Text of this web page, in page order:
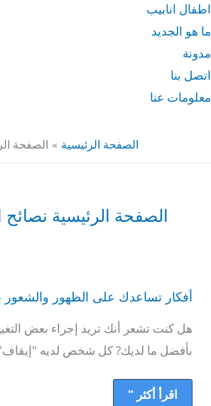
اطفال انابيب
ما هو الجديد
مدونة
اتصل بنا
معلومات عنا
الصفحة الرئيسية الصفحة
الصفحة الرئيسية نصائح
أفكار تساعدك على الظهور والشعور
هل كنت تشعر أنك تريد إجراء بعض
بأفضل ما لديك? كل شخص لديه
تساعدك
على
والشعور
بأفضل
ما
لديك
اقرأ أكثر "